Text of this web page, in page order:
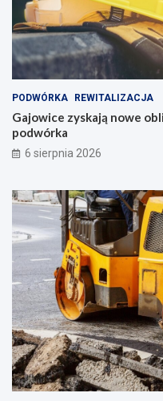
PODWÓRKA REWITALIZACJA
Gajowice zyskają nowe
podwórka
6 sierpnia 2026